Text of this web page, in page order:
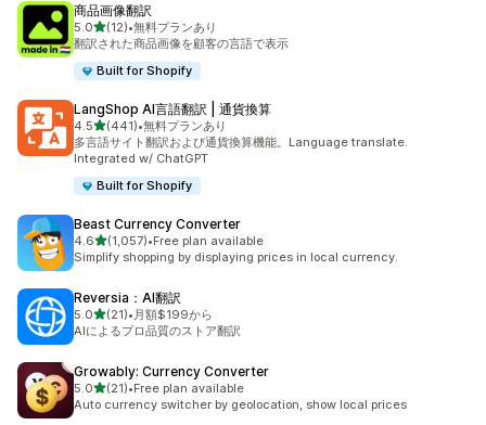
商品画像翻訳
5.05つ星中
(12)
合計レビュー数：12件
•無料プランあり
翻訳された商品画像を顧客の言語で表示
Built for Shopify
LangShop AI言語翻訳 | 通貨換算
4.55つ星中
(441)
合計レビュー数：441件
•無料プランあり
多言語サイト翻訳および通貨換算機能。Language translate.
Integrated w/ ChatGPT
Built for Shopify
Beast Currency Converter
4.65つ星中
(1,057)
合計レビュー数：1057件
•Free plan available
Simplify shopping by displaying prices in local currency.
Reversia：AI翻訳
5.05つ星中
(21)
合計レビュー数：21件
• 月額$199から
AIによるプロ品質のストア翻訳
Growably: Currency Converter
5.05つ星中
(21)
合計レビュー数：21件
•Free plan available
Auto currency switcher by geolocation, show local prices